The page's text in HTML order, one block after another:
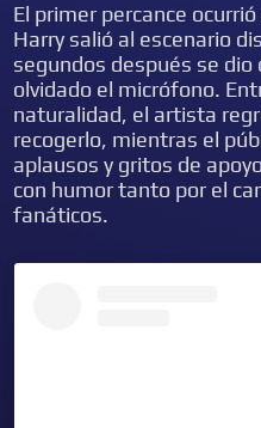
El primer percance
Harry salió al escenario
segundos después se dio
olvidado el micrófono.
naturalidad, el artista
recogerlo, mientras el
aplausos y gritos de
con humor tanto por el
fanáticos.